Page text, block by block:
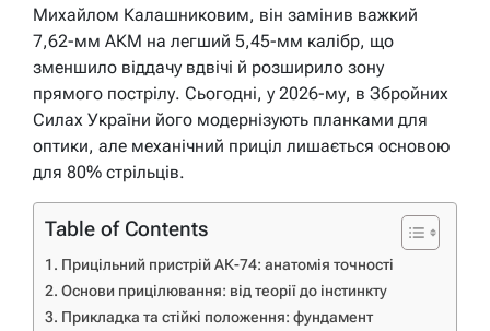
Михайлом Калашниковим, він замінив важкий
7,62-мм АКМ на легший 5,45-мм калібр, що
зменшило віддачу вдвічі й розширило зону
прямого пострілу. Сьогодні, у 2026-му, в Збройних
Силах України його модернізують планками для
оптики, але механічний приціл лишається основою
для 80% стрільців.
Table of Contents
Прицільний пристрій АК-74: анатомія точності
Основи прицілювання: від теорії до інстинкту
Прикладка та стійкі положення: фундамент